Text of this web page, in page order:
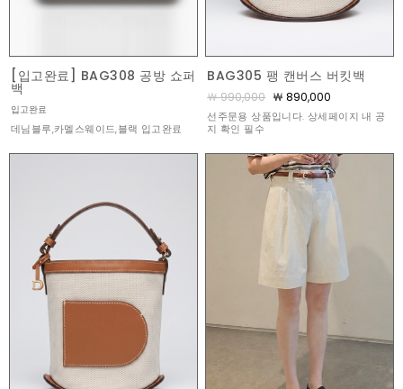
[입고완료] BAG308 공방 쇼퍼
백
입고완료
데님블루,카멜스웨이드,블랙 입고완료
BAG305 팽 캔버스 버킷백
￦ 990,000 ￦ 890,000
선주문용 상품입니다. 상세페이지 내 공
지 확인 필수